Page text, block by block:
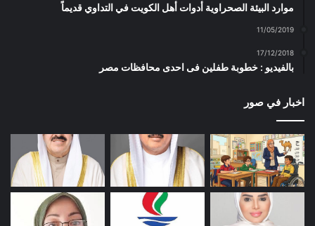
موارد البيئة الصحراوية أدوات أهل الكويت في التداوي قديماً
11/05/2019
17/12/2018
بالفيديو : خطوبة طفلين فى احدى محافظات مصر
اخبار في صور